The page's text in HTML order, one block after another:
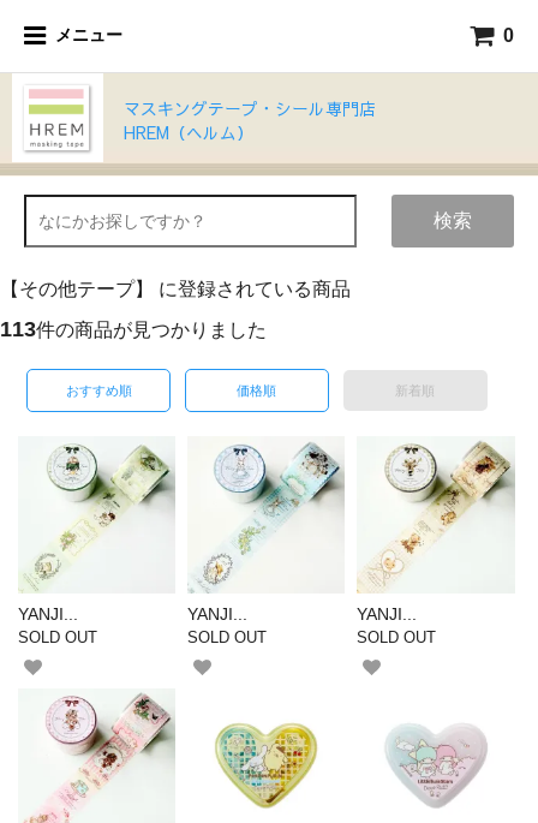
メニュー 0
マスキングテープ・シール専門店
HREM（ヘルム）
検索
【その他テープ】 に登録されている商品
113件の商品が見つかりました
おすすめ順 価格順 新着順
YANJI...
SOLD OUT
YANJI...
SOLD OUT
YANJI...
SOLD OUT